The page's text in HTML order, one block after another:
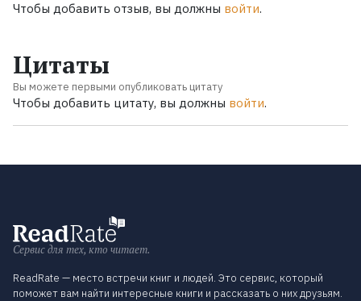
Чтобы добавить отзыв, вы должны войти.
Цитаты
Вы можете первыми опубликовать цитату
Чтобы добавить цитату, вы должны войти.
Сервис для тех, кто читает.
ReadRate — место встречи книг и людей. Это сервис, который
поможет вам найти интересные книги и рассказать о них друзьям.